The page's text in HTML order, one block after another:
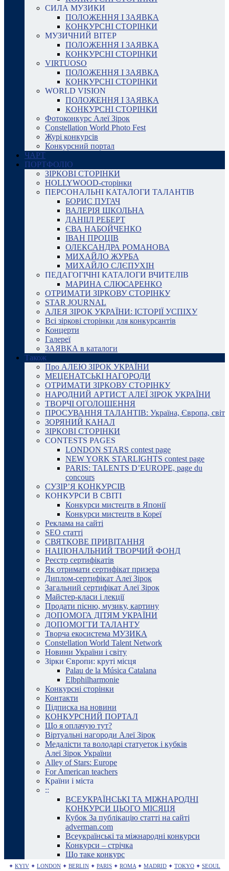
СИЛА МУЗИКИ
ПОЛОЖЕННЯ І ЗАЯВКА
КОНКУРСНІ СТОРІНКИ
МУЗИЧНИЙ ВІТЕР
ПОЛОЖЕННЯ І ЗАЯВКА
КОНКУРСНІ СТОРІНКИ
VIRTUOSO
ПОЛОЖЕННЯ І ЗАЯВКА
КОНКУРСНІ СТОРІНКИ
WORLD VISION
ПОЛОЖЕННЯ І ЗАЯВКА
КОНКУРСНІ СТОРІНКИ
Фотоконкурс Алеї Зірок
Constellation World Photo Fest
Журі конкурсів
Конкурсний портал
ЧАРТ
ПОРТФОЛІО
ЗІРКОВІ СТОРІНКИ
HOLLYWOOD-сторінки
ПЕРСОНАЛЬНІ КАТАЛОГИ ТАЛАНТІВ
БОРИС ПУГАЧ
ВАЛЕРІЯ ШКОЛЬНА
ДАНІІЛ РЕБЕРТ
ЄВА НАБОЙЧЕНКО
ІВАН ПРОЦІВ
ОЛЕКСАНДРА РОМАНОВА
МИХАЙЛО ЖУРБА
МИХАЙЛО СЛЄПУХІН
ПЕДАГОГІЧНІ КАТАЛОГИ ВЧИТЕЛІВ
МАРИНА СЛЮСАРЕНКО
ОТРИМАТИ ЗІРКОВУ СТОРІНКУ
STAR JOURNAL
АЛЕЯ ЗІРОК УКРАЇНИ: ІСТОРІЇ УСПІХУ
Всі зіркові сторінки для конкурсантів
Концерти
Галереї
ЗАЯВКА в каталоги
Також
Про АЛЕЮ ЗІРОК УКРАЇНИ
МЕЦЕНАТСЬКІ НАГОРОДИ
ОТРИМАТИ ЗІРКОВУ СТОРІНКУ
НАРОДНИЙ АРТИСТ АЛЕЇ ЗІРОК УКРАЇНИ
ТВОРЧІ ОГОЛОШЕННЯ
ПРОСУВАННЯ ТАЛАНТІВ: Україна, Європа, світ
ЗОРЯНИЙ КАНАЛ
ЗІРКОВІ СТОРІНКИ
CONTESTS PAGES
LONDON STARS contest page
NEW YORK STARLIGHTS contest page
PARIS: TALENTS D’EUROPE, page du
concours
СУЗІР’Я КОНКУРСІВ
КОНКУРСИ В СВІТІ
Конкурси мистецтв в Японії
Конкурси мистецтв в Кореї
Реклама на сайті
SEO статті
СВЯТКОВЕ ПРИВІТАННЯ
НАЦІОНАЛЬНИЙ ТВОРЧИЙ ФОНД
Реєстр сертифікатів
Як отримати сертифікат призера
Диплом-сертифікат Алеї Зірок
Загальний сертифікат Алеї Зірок
Майстер-класи і лекції
Продати пісню, музику, картину
ДОПОМОГА ДІТЯМ УКРАЇНИ
ДОПОМОГТИ ТАЛАНТУ
Творча екосистема МУЗИКА
Constellation World Talent Network
Новини України і світу
Зірки Європи: круті місця
Palau de la Música Catalana
Elbphilharmonie
Конкурсні сторінки
Контакти
Підписка на новини
КОНКУРСНИЙ ПОРТАЛ
Що я оплачую тут?
Віртуальні нагороди Алеї Зірок
Медалісти та володарі статуеток і кубків
Алеї Зірок України
Alley of Stars: Europe
For American teachers
Країни і міста
::
ВСЕУКРАЇНСЬКІ ТА МІЖНАРОДНІ
КОНКУРСИ ЦЬОГО МІСЯЦЯ
Кубок За публікацію статті на сайті
adverman.com
Всеукраїнські та міжнародні конкурси
Конкурси – стрічка
Що таке конкурс
✦ KYIV ✦ LONDON ✦ BERLIN ✦ PARIS ✦ ROMA ✦ MADRID ✦ TOKYO ✦ SEOUL